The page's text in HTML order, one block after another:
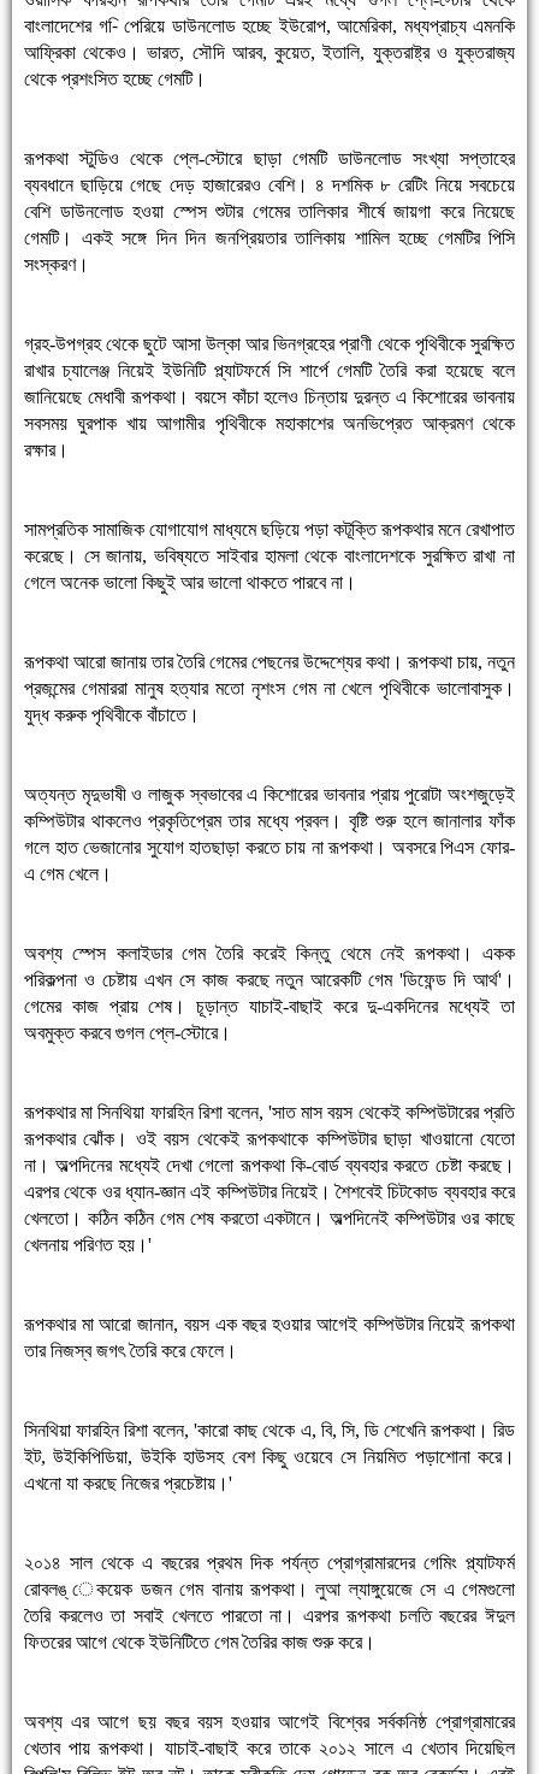
বাংলাদেশের গ-ি পেরিয়ে ডাউনলোড হচ্ছে ইউরোপ, আমেরিকা, মধ্যপ্রাচ্য এমনকি
আফ্রিকা থেকেও। ভারত, সৌদি আরব, কুয়েত, ইতালি, যুক্তরাষ্ট্র ও যুক্তরাজ্য
থেকে প্রশংসিত হচ্ছে গেমটি।
রূপকথা স্টুডিও থেকে প্লে-স্টোরে ছাড়া গেমটি ডাউনলোড সংখ্যা সপ্তাহের
ব্যবধানে ছাড়িয়ে গেছে দেড় হাজারেরও বেশি। ৪ দশমিক ৮ রেটিং নিয়ে সবচেয়ে
বেশি ডাউনলোড হওয়া স্পেস শুটার গেমের তালিকার শীর্ষে জায়গা করে নিয়েছে
গেমটি। একই সঙ্গে দিন দিন জনপ্রিয়তার তালিকায় শামিল হচ্ছে গেমটির পিসি
সংস্করণ।
গ্রহ-উপগ্রহ থেকে ছুটে আসা উল্কা আর ভিনগ্রহের প্রাণী থেকে পৃথিবীকে সুরক্ষিত
রাখার চ্যালেঞ্জ নিয়েই ইউনিটি প্ল্যাটফর্মে সি শার্পে গেমটি তৈরি করা হয়েছে বলে
জানিয়েছে মেধাবী রূপকথা। বয়সে কাঁচা হলেও চিন্তায় দুরন্ত এ কিশোরের ভাবনায়
সবসময় ঘুরপাক খায় আগামীর পৃথিবীকে মহাকাশের অনভিপ্রেত আক্রমণ থেকে
রক্ষার।
সামপ্রতিক সামাজিক যোগাযোগ মাধ্যমে ছড়িয়ে পড়া কটূক্তি রূপকথার মনে রেখাপাত
করেছে। সে জানায়, ভবিষ্যতে সাইবার হামলা থেকে বাংলাদেশকে সুরক্ষিত রাখা না
গেলে অনেক ভালো কিছুই আর ভালো থাকতে পারবে না।
রূপকথা আরো জানায় তার তৈরি গেমের পেছনের উদ্দেশ্যের কথা। রূপকথা চায়, নতুন
প্রজন্মের গেমাররা মানুষ হত্যার মতো নৃশংস গেম না খেলে পৃথিবীকে ভালোবাসুক।
যুদ্ধ করুক পৃথিবীকে বাঁচাতে।
অত্যন্ত মৃদুভাষী ও লাজুক স্বভাবের এ কিশোরের ভাবনার প্রায় পুরোটা অংশজুড়েই
কম্পিউটার থাকলেও প্রকৃতিপ্রেম তার মধ্যে প্রবল। বৃষ্টি শুরু হলে জানালার ফাঁক
গলে হাত ভেজানোর সুযোগ হাতছাড়া করতে চায় না রূপকথা। অবসরে পিএস ফোর-
এ গেম খেলে।
অবশ্য স্পেস কলাইডার গেম তৈরি করেই কিন্তু থেমে নেই রূপকথা। একক
পরিকল্পনা ও চেষ্টায় এখন সে কাজ করছে নতুন আরেকটি গেম 'ডিফেন্ড দি আর্থ'।
গেমের কাজ প্রায় শেষ। চূড়ান্ত যাচাই-বাছাই করে দু-একদিনের মধ্যেই তা
অবমুক্ত করবে গুগল প্লে-স্টোরে।
রূপকথার মা সিনথিয়া ফারহিন রিশা বলেন, 'সাত মাস বয়স থেকেই কম্পিউটারের প্রতি
রূপকথার ঝোঁক। ওই বয়স থেকেই রূপকথাকে কম্পিউটার ছাড়া খাওয়ানো যেতো
না। অল্পদিনের মধ্যেই দেখা গেলো রূপকথা কি-বোর্ড ব্যবহার করতে চেষ্টা করছে।
এরপর থেকে ওর ধ্যান-জ্ঞান এই কম্পিউটার নিয়েই। শৈশবেই চিটকোড ব্যবহার করে
খেলতো। কঠিন কঠিন গেম শেষ করতো একটানে। অল্পদিনেই কম্পিউটার ওর কাছে
খেলনায় পরিণত হয়।'
রূপকথার মা আরো জানান, বয়স এক বছর হওয়ার আগেই কম্পিউটার নিয়েই রূপকথা
তার নিজস্ব জগৎ তৈরি করে ফেলে।
সিনথিয়া ফারহিন রিশা বলেন, 'কারো কাছ থেকে এ, বি, সি, ডি শেখেনি রূপকথা। রিড
ইট, উইকিপিডিয়া, উইকি হাউসহ বেশ কিছু ওয়েবে সে নিয়মিত পড়াশোনা করে।
এখনো যা করছে নিজের প্রচেষ্টায়।'
২০১৪ সাল থেকে এ বছরের প্রথম দিক পর্যন্ত প্রোগ্রামারদের গেমিং প্ল্যাটফর্ম
রোবলঙ্ েকয়েক ডজন গেম বানায় রূপকথা। লুআ ল্যাঙ্গুয়েজে সে এ গেমগুলো
তৈরি করলেও তা সবাই খেলতে পারতো না। এরপর রূপকথা চলতি বছরের ঈদুল
ফিতরের আগে থেকে ইউনিটিতে গেম তৈরির কাজ শুরু করে।
অবশ্য এর আগে ছয় বছর বয়স হওয়ার আগেই বিশ্বের সর্বকনিষ্ঠ প্রোগ্রামারের
খেতাব পায় রূপকথা। যাচাই-বাছাই করে তাকে ২০১২ সালে এ খেতাব দিয়েছিল